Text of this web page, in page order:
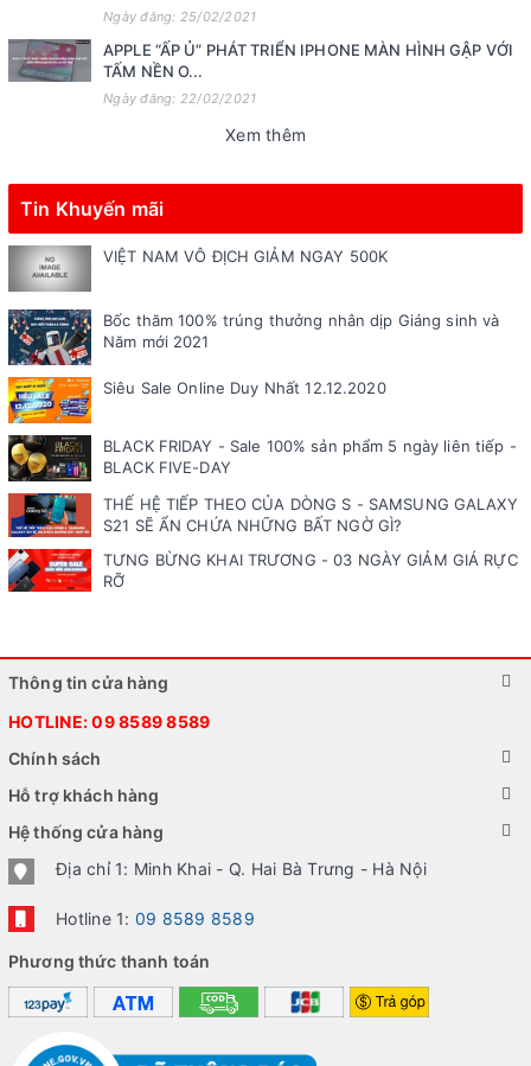
Ngày đăng: 25/02/2021
APPLE “ẤP Ủ” PHÁT TRIỂN IPHONE MÀN HÌNH GẬP VỚI
TẤM NỀN O...
Ngày đăng: 22/02/2021
Xem thêm
Tin Khuyến mãi
VIỆT NAM VÔ ĐỊCH GIẢM NGAY 500K
Bốc thăm 100% trúng thưởng nhân dịp Giáng sinh và
Năm mới 2021
Siêu Sale Online Duy Nhất 12.12.2020
BLACK FRIDAY - Sale 100% sản phẩm 5 ngày liên tiếp -
BLACK FIVE-DAY
THẾ HỆ TIẾP THEO CỦA DÒNG S - SAMSUNG GALAXY
S21 SẼ ẨN CHỨA NHỮNG BẤT NGỜ GÌ?
TƯNG BỪNG KHAI TRƯƠNG - 03 NGÀY GIẢM GIÁ RỰC
RỠ
Thông tin cửa hàng
HOTLINE:09 8589 8589
Chính sách
Hỗ trợ khách hàng
Hệ thống cửa hàng
Địa chỉ 1: Minh Khai - Q. Hai Bà Trưng - Hà Nội
Hotline 1: 09 8589 8589
Phương thức thanh toán